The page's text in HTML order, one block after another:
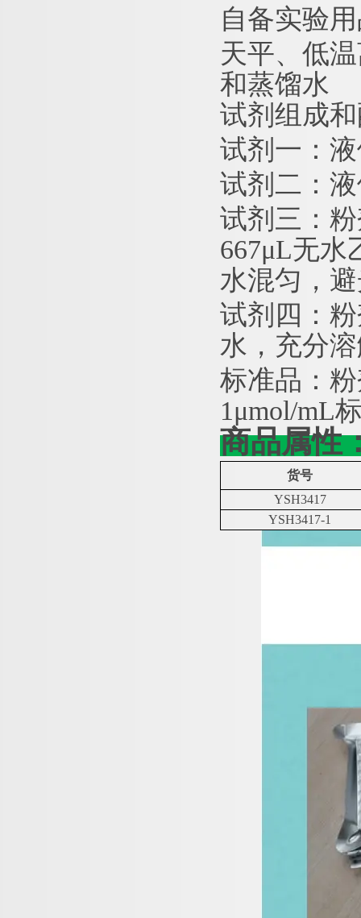
自备实验
天平、低
和蒸馏水
试剂组成
试剂一：
试剂二：
试剂三：
667μL无水
水混匀，
试剂四：
水，充分
标准品：
1μmol/mL
商品属性
货号
YSH3417
YSH3417-1